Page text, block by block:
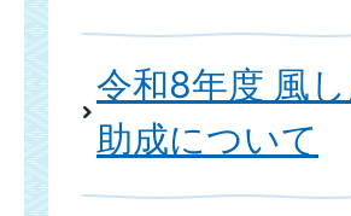
令和8年度 風
助成について